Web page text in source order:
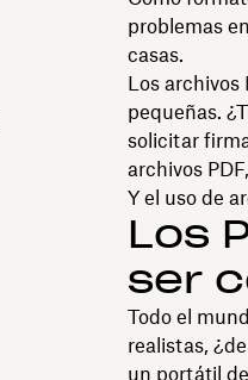
problemas
casas.
Los archivos
pequeñas.
solicitar
archivos
Y el uso de
Los
ser
Todo el
realistas,
un portátil